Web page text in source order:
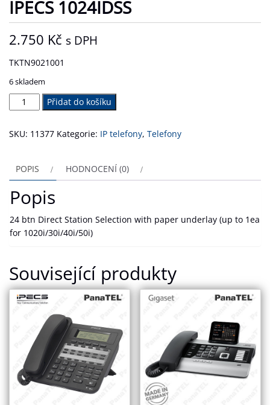
IPECS 1024IDSS
2.750 Kč s DPH
TKTN9021001
6 skladem
iPECS
1024idss
Přidat do košíku
SKU: 11377 Kategorie: IP telefony, Telefony
POPIS HODNOCENÍ (0)
Popis
24 btn Direct Station Selection with paper underlay (up to 1ea
for 1020i/30i/40i/50i)
Související produkty